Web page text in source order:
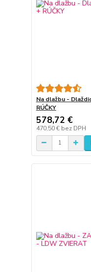
Na dlažbu -
RÚČKY
578,72 €
470,50 € bez DPH